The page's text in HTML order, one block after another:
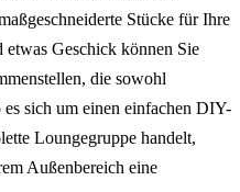
Stücke für Ihre
etwas Geschick können Sie
die sowohl
sich um einen einfachen DIY-
Loungegruppe handelt,
Außenbereich eine